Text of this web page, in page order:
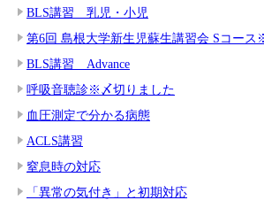
BLS講習 乳児・小児
第6回 島根大学新生児蘇生講習会 Sコー
BLS講習 Advance
呼吸音聴診※〆切りました
血圧測定で分かる病態
ACLS講習
窒息時の対応
「異常の気付き」と初期対応